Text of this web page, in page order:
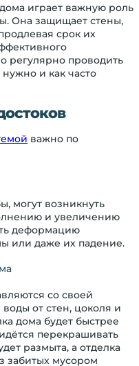
играет важную роль
Она защищает стены,
срок их
регулярно проводить
и как часто
важно по
могут возникнуть
и увеличению
деформацию
или даже их падение.
со своей
от стен, цоколя и
дома будет быстрее
перекрашивать
размыта, а отделка
забитых мусором